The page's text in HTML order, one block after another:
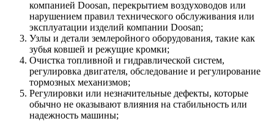
компанией Doosan, перекрытием воздуховодов или
нарушением правил технического обслуживания или
эксплуатации изделий компании Doosan;
Узлы и детали землеройного оборудования, такие как
зубья ковшей и режущие кромки;
Очистка топливной и гидравлической систем,
регулировка двигателя, обследование и регулирование
тормозных механизмов;
Регулировки или незначительные дефекты, которые
обычно не оказывают влияния на стабильность или
надежность машины;